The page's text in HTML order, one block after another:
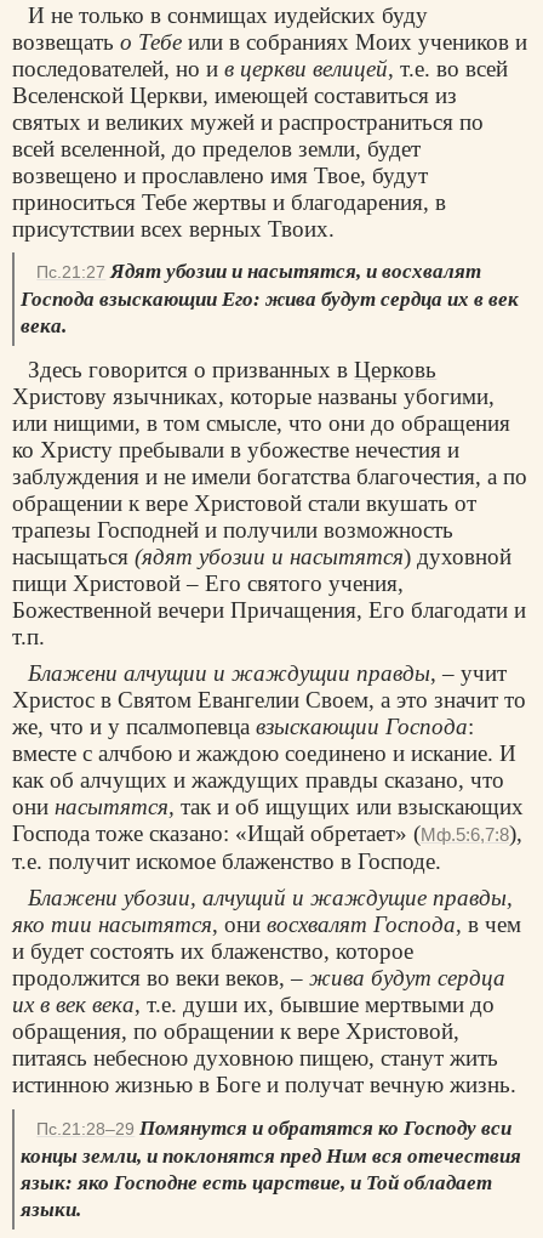
И не только в сонмищах иудейских буду
возвещать о Тебе или в собраниях Моих учеников и
последователей, но и в церкви велицей, т.е. во всей
Вселенской Церкви, имеющей составиться из
святых и великих мужей и распространиться по
всей вселенной, до пределов земли, будет
возвещено и прославлено имя Твое, будут
приноситься Тебе жертвы и благодарения, в
присутствии всех верных Твоих.
Пс.21:27 Ядят убозии и насытятся, и восхвалят
Господа взыскающии Его: жива будут сердца их в век
века.
Здесь говорится о призванных вЦерковь
Христову язычниках, которые названы убогими,
или нищими, в том смысле, что они до обращения
ко Христу пребывали в убожестве нечестия и
заблуждения и не имели богатства благочестия, а по
обращении к вере Христовой стали вкушать от
трапезы Господней и получили возможность
насыщаться (ядят убозии и насытятся) духовной
пищи Христовой – Его святого учения,
Божественной вечери Причащения, Его благодати и
т.п.
Блажени алчущии и жаждущии правды, – учит
Христос в Святом Евангелии Своем, а это значит то
же, что и у псалмопевца взыскающии Господа:
вместе с алчбою и жаждою соединено и искание. И
как об алчущих и жаждущих правды сказано, что
они насытятся, так и об ищущих или взыскающих
Господа тоже сказано: «Ищай обретает» (Мф.5:6,7:8),
т.е. получит искомое блаженство в Господе.
Блажени убозии, алчущий и жаждущие правды,
яко тии насытятся, они восхвалят Господа, в чем
и будет состоять их блаженство, которое
продолжится во веки веков, – жива будут сердца
их в век века, т.е. души их, бывшие мертвыми до
обращения, по обращении к вере Христовой,
питаясь небесною духовною пищею, станут жить
истинною жизнью в Боге и получат вечную жизнь.
Пс.21:28–29 Помянутся и обратятся ко Господу вси
концы земли, и поклонятся пред Ним вся отечествия
язык: яко Господне есть царствие, и Той обладает
языки.